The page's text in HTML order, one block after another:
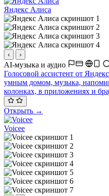
Яндекс Алиса
‹ ›
AI-музыка и аудио
Голосовой ассистент от
умным домом, музыка,
колонках, в приложениях и
Открыть →
Voicee